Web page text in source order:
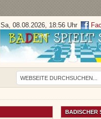
Sa, 08.08.2026, 18:56 Uhr
BADISCHER